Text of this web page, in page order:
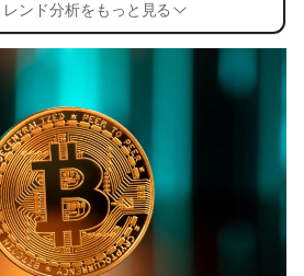
ンド分析をもっと見る